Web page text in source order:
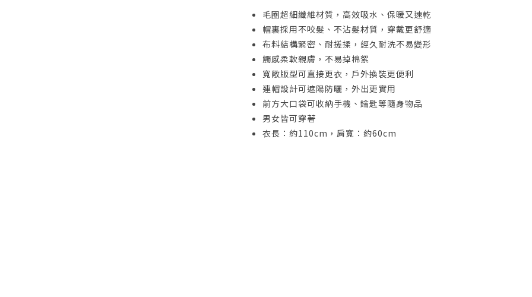
毛圈超細纖維材質，高效吸水、保暖又速乾
帽裏採用不咬髮、不沾髮材質，穿戴更舒適
布料結構緊密、耐搓揉，經久耐洗不易變形
觸感柔軟親膚，不易掉棉絮
寬敞版型可直接更衣，戶外換裝更便利
連帽設計可遮陽防曬，外出更實用
前方大口袋可收納手機、鑰匙等隨身物品
男女皆可穿著
衣長：約110cm，肩寬：約60cm